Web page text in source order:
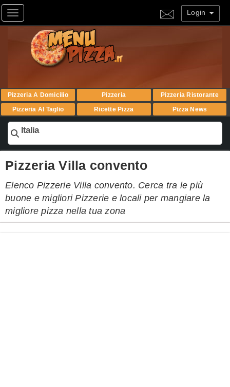
Toggle navigation Login
Pizzeria A Domicilio Pizzeria
Pizzeria Ristorante
Pizzeria Al Taglio
Ricette Pizza Pizza News
Italia
Pizzeria Villa convento
Elenco Pizzerie Villa convento. Cerca tra le più
buone e migliori Pizzerie e locali per mangiare la
migliore pizza nella tua zona